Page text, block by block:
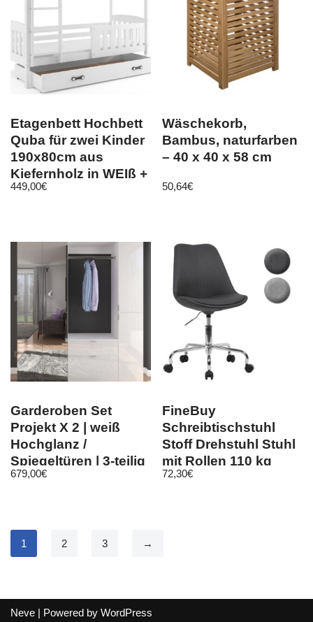
Etagenbett Hochbett
Quba für zwei Kinder
190x80cm aus
Kiefernholz in WEIß +
2. Farbe
449,00€
Wäschekorb,
Bambus, naturfarben
– 40 x 40 x 58 cm
50,64€
Garderoben Set
Projekt X 2 | weiß
Hochglanz /
Spiegeltüren | 3-teilig
679,00€
FineBuy
Schreibtischstuhl
Stoff Drehstuhl Stuhl
mit Rollen 110 kg
Schalenstuhl
72,30€
1 2 3 →
Neve | Powered by WordPress